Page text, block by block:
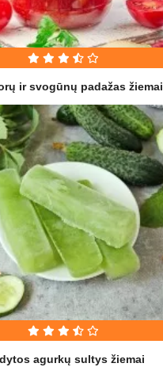
ir svogūnų padažas žiemai
agurkų sultys žiemai